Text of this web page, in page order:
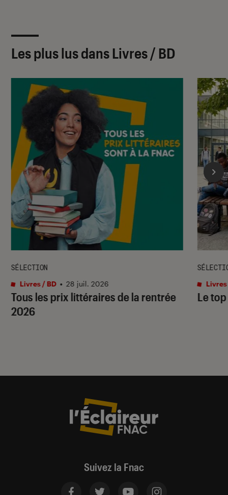
Les plus lus dans Livres / BD
Tous les prix littéraires de la rentrée
2026
SÉLECTION
Livres / BD • 28 juil. 2026
Le
Livres
Suivez la Fnac